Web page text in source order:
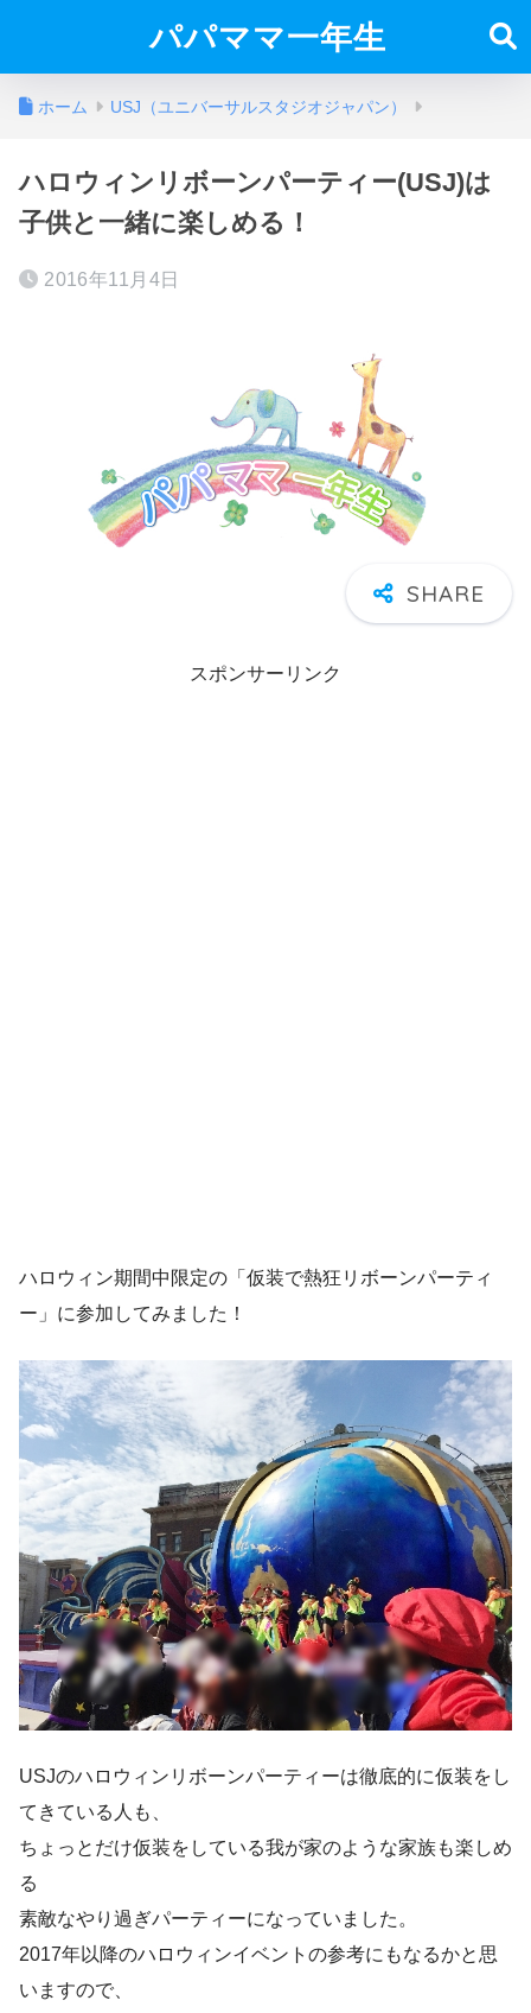
パパママ一年生
ホーム USJ（ユニバーサルスタジオジャパン）
ハロウィンリボーンパーティー(USJ)は
子供と一緒に楽しめる！
2016年11月4日
スポンサーリンク
ハロウィン期間中限定の「仮装で熱狂リボーンパーティ
ー」に参加してみました！
USJのハロウィンリボーンパーティーは徹底的に仮装をし
てきている人も、
ちょっとだけ仮装をしている我が家のような家族も楽しめ
る
素敵なやり過ぎパーティーになっていました。
2017年以降のハロウィンイベントの参考にもなるかと思
いますので、